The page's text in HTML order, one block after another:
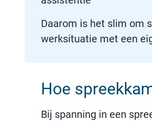
Daarom is het slim om
werksituatie met een
Hoe
Bij spanning in een